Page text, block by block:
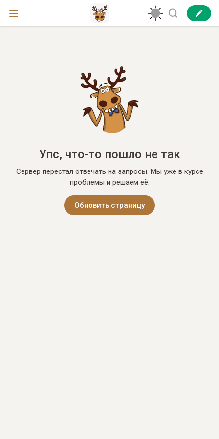
Упс, что-то пошло не так
Сервер перестал отвечать на запросы. Мы уже в курсе
проблемы и решаем её.
Обновить страницу